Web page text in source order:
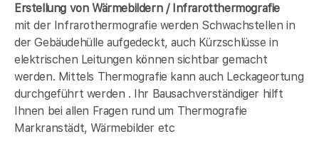
Erstellung von Wärmebildern / Infrarotthermografie
mit der Infrarothermografie werden Schwachstellen in
der Gebäudehülle aufgedeckt, auch Kürzschlüsse in
elektrischen Leitungen können sichtbar gemacht
werden. Mittels Thermografie kann auch Leckageortung
durchgeführt werden . Ihr Bausachverständiger hilft
Ihnen bei allen Fragen rund um Thermografie
Markranstädt, Wärmebilder etc